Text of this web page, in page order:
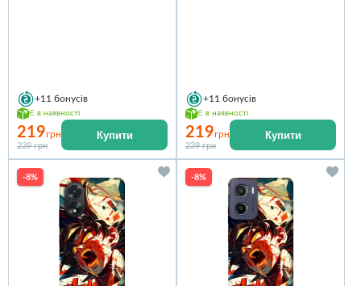
+11 бонусів
Є в наявності
219грн
239 грн
Купити
+11 бонусів
Є в наявності
219грн
239 грн
Купити
-8% -8%